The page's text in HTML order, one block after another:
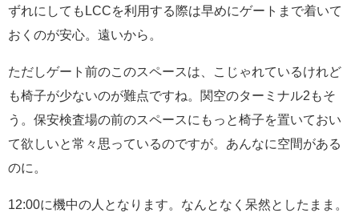
ずれにしてもLCCを利用する際は早めにゲートまで着いて
おくのが安心。遠いから。
ただしゲート前のこのスペースは、こじゃれているけれど
も椅子が少ないのが難点ですね。関空のターミナル2もそ
う。保安検査場の前のスペースにもっと椅子を置いておい
て欲しいと常々思っているのですが。あんなに空間がある
のに。
12:00に機中の人となります。なんとなく呆然としたまま。